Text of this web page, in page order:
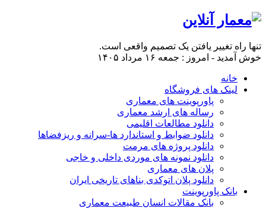
تنها راه تغییر یافتن یک تصمیم واقعی است.
خوش آمدید - امروز : جمعه ۱۶ مرداد ۱۴۰۵
خانه
لینک های فروشگاه
پاورپوینت های معماری
رساله های ارشد معماری
دانلود مطالعات اقلیمی
دانلود ضوابط و استاندارد ها-سرانه و ریزفضاها
دانلود پروژه های مرمت
دانلود نمونه های موردی داخلی و خاجی
پلان های معماری
دانلود پلان اتوکدی بناهای تاریخی ایران
بانک پاورپوینت
بانک مقالات انسان طبیعت معماری